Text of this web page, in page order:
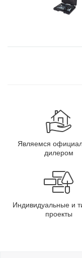
Являемся
дилером
Индивидуальные и
проекты